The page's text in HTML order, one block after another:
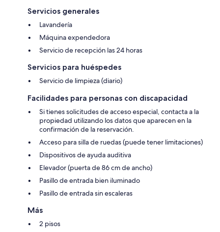
Servicios generales
Lavandería
Máquina expendedora
Servicio de recepción las 24 horas
Servicios para huéspedes
Servicio de limpieza (diario)
Facilidades para personas con discapacidad
Si tienes solicitudes de acceso especial, contacta a la
propiedad utilizando los datos que aparecen en la
confirmación de la reservación.
Acceso para silla de ruedas (puede tener limitaciones)
Dispositivos de ayuda auditiva
Elevador (puerta de 86 cm de ancho)
Pasillo de entrada bien iluminado
Pasillo de entrada sin escaleras
Más
2 pisos